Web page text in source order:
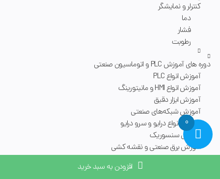
کنترلر و نمایشگر
دما
فشار
رطوبت
دوره های آموزش PLC و اتوماسیون صنعتی
آموزش انواع PLC
آموزش انواع HMI و مانیتورینگ
آموزش ابزار دقیق
آموزش شبکه‌های صنعتی
اموزش انواع درایو و سرو درایو
اموزش سنسوریک
اموزش برق صنعتی و نقشه کشی
اموزش سایر دوره های اتوماسیون صنعتی
0
افزودن به سبد خرید